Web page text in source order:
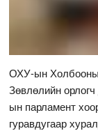
ОХУ-ын
Зөвлөлийн
ын парламент
гуравдугаар